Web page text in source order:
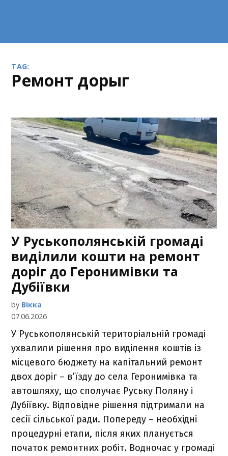
TAG:
ремонт дорыг
У Руськополянській громаді
виділили кошти на ремонт
доріг до Геронимівки та
Дубіївки
by Вікка
07.06.2026
У Руськополянській територіальній громаді
ухвалили рішення про виділення коштів із
місцевого бюджету на капітальний ремонт
двох доріг – в’їзду до села Геронимівка та
автошляху, що сполучає Руську Поляну і
Дубіївку. Відповідне рішення підтримали на
сесії сільської ради. Попереду – необхідні
процедурні етапи, після яких планується
початок ремонтних робіт. Водночас у громаді